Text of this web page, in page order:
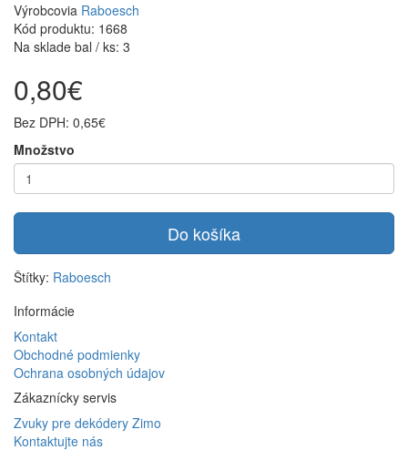
Výrobcovia Raboesch
Kód produktu: 1668
Na sklade bal / ks: 3
0,80€
Bez DPH: 0,65€
Množstvo
Do košíka
Štítky: Raboesch
Informácie
Kontakt
Obchodné podmienky
Ochrana osobných údajov
Zákaznícky servis
Zvuky pre dekódery Zimo
Kontaktujte nás